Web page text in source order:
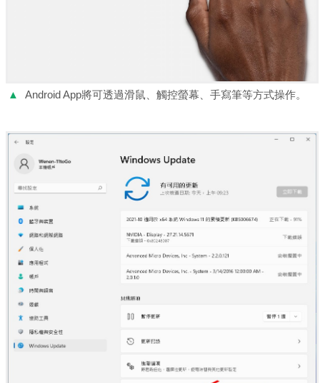
▲ Android App將可透過滑鼠、觸控螢幕、手寫筆等方式操作。